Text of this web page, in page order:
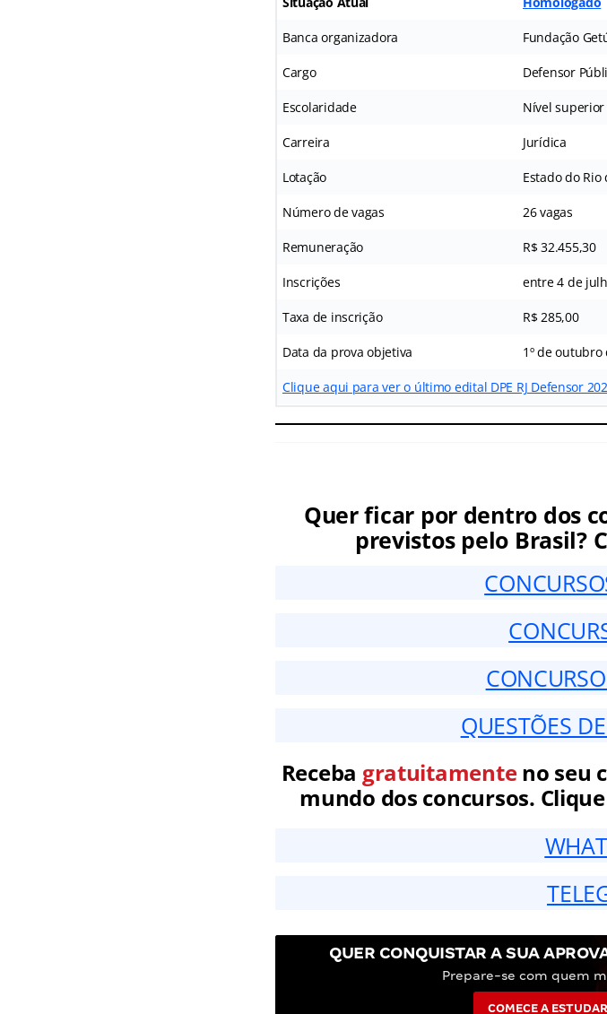
Banca organizadora Fundação
Cargo Defensor
Escolaridade Nível superior
Carreira Jurídica
Lotação Estado do Rio
Número de vagas 26 vagas
Remuneração R$ 32.455,30
Inscrições entre 4 de
Taxa de inscrição R$ 285,00
Data da prova objetiva 1º de outubro
Clique aqui para ver o último edital DPE RJ Defensor
Quer ficar por dentro dos
previstos pelo Brasil?
QUESTÕES
Receba gratuitamenteno seu
mundo dos concursos.
QUER CONQUISTAR A SUA
Prepare-se com quem
COMECE A